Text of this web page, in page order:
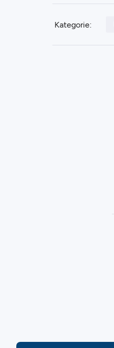
Kategorie: